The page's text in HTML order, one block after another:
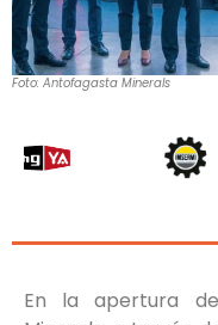
Foto: Antofagasta Minerals
En la apertura